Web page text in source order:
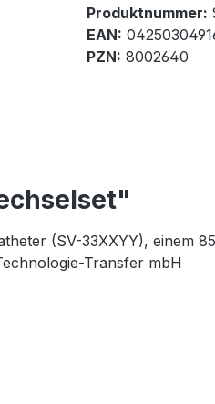
Produktnummer:
EAN:
PZN: 8002640
(SV-33XXYY), einem
Transfer mbH